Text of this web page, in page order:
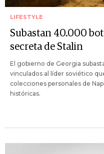
LIFESTYLE
Subastan 40.000
secreta de Stalin
El gobierno de Georgia
vinculados al líder soviético
colecciones personales de
históricas.